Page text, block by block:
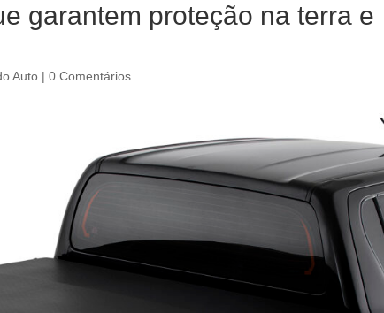
garantem proteção na terra e
Auto |0 Comentários